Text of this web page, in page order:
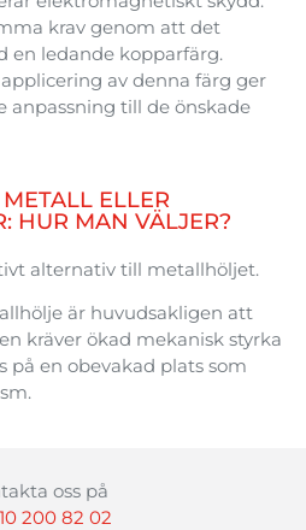
krav genom att det
en ledande kopparfärg.
applicering av denna färg ger
anpassning till de önskade
ELLER
HUR MAN VÄLJER?
alternativ till metallhöljet.
är huvudsakligen att
kräver ökad mekanisk styrka
på en obevakad plats som
oss på
200 82 02